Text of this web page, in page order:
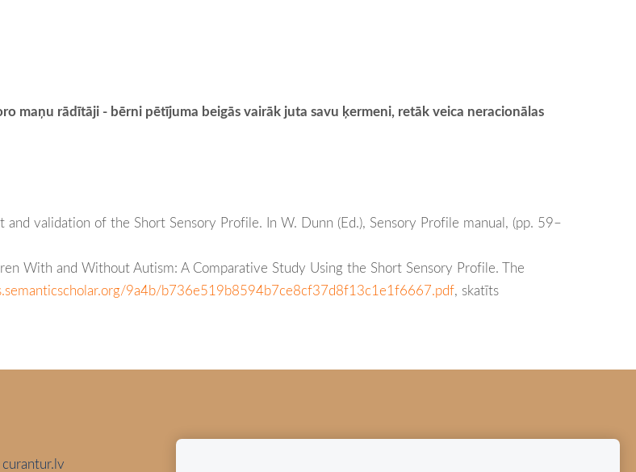
maņu rādītāji - bērni pētījuma beigāsvairāk juta savu ķermeni, retāk veica neracionālas
validation of the Short Sensory Profile. In W. Dunn (Ed.), Sensory Profile manual, (pp. 59–
With and Without Autism: A Comparative Study Using the Short Sensory Profile. The
9a4b/b736e519b8594b7ce8cf37d8f13c1e1f6667.pdf, skatīts